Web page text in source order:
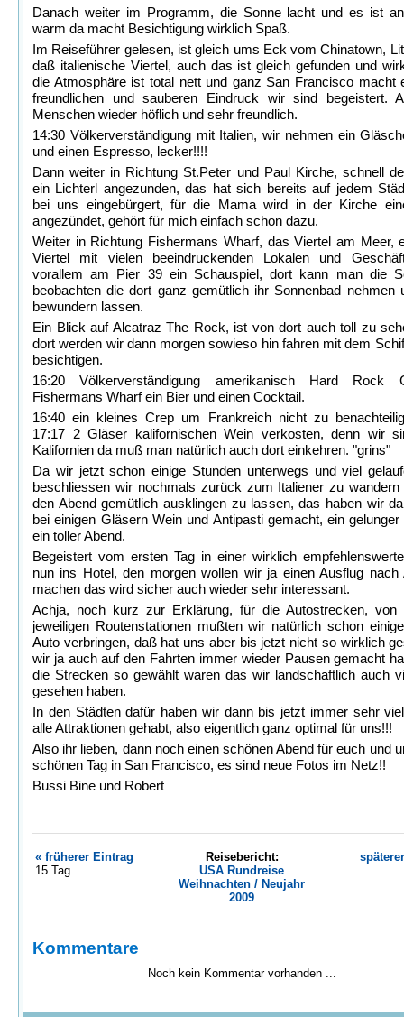
Danach weiter im Programm, die Sonne lacht und es ist
warm da macht Besichtigung wirklich Spaß.
Im Reiseführer gelesen, ist gleich ums Eck vom Chinatown,
daß italienische Viertel, auch das ist gleich gefunden und
die Atmosphäre ist total nett und ganz San Francisco macht
freundlichen und sauberen Eindruck wir sind begeistert.
Menschen wieder höflich und sehr freundlich.
14:30 Völkerverständigung mit Italien, wir nehmen ein
und einen Espresso, lecker!!!!
Dann weiter in Richtung St.Peter und Paul Kirche, schnell
ein Lichterl angezunden, das hat sich bereits auf jedem
bei uns eingebürgert, für die Mama wird in der Kirche
angezündet, gehört für mich einfach schon dazu.
Weiter in Richtung Fishermans Wharf, das Viertel am Meer,
Viertel mit vielen beeindruckenden Lokalen und
vorallem am Pier 39 ein Schauspiel, dort kann man die
beobachten die dort ganz gemütlich ihr Sonnenbad nehmen
bewundern lassen.
Ein Blick auf Alcatraz The Rock, ist von dort auch toll zu
dort werden wir dann morgen sowieso hin fahren mit dem
besichtigen.
16:20 Völkerverständigung amerikanisch Hard Rock
Fishermans Wharf ein Bier und einen Cocktail.
16:40 ein kleines Crep um Frankreich nicht zu
17:17 2 Gläser kalifornischen Wein verkosten, denn wir
Kalifornien da muß man natürlich auch dort einkehren. "grins"
Da wir jetzt schon einige Stunden unterwegs und viel
beschliessen wir nochmals zurück zum Italiener zu
den Abend gemütlich ausklingen zu lassen, das haben wir
bei einigen Gläsern Wein und Antipasti gemacht, ein gelunger
ein toller Abend.
Begeistert vom ersten Tag in einer wirklich
nun ins Hotel, den morgen wollen wir ja einen Ausflug nach
machen das wird sicher auch wieder sehr interessant.
Achja, noch kurz zur Erklärung, für die Autostrecken, von
jeweiligen Routenstationen mußten wir natürlich schon
Auto verbringen, daß hat uns aber bis jetzt nicht so wirklich
wir ja auch auf den Fahrten immer wieder Pausen gemacht
die Strecken so gewählt waren das wir landschaftlich auch
gesehen haben.
In den Städten dafür haben wir dann bis jetzt immer sehr
alle Attraktionen gehabt, also eigentlich ganz optimal für uns!!!
Also ihr lieben, dann noch einen schönen Abend für euch und
schönen Tag in San Francisco, es sind neue Fotos im Netz!!
Bussi Bine und Robert
« früherer Eintrag
15 Tag
Reisebericht:
USA Rundreise
Weihnachten / Neujahr
2009
Kommentare
Noch kein Kommentar vorhanden ...